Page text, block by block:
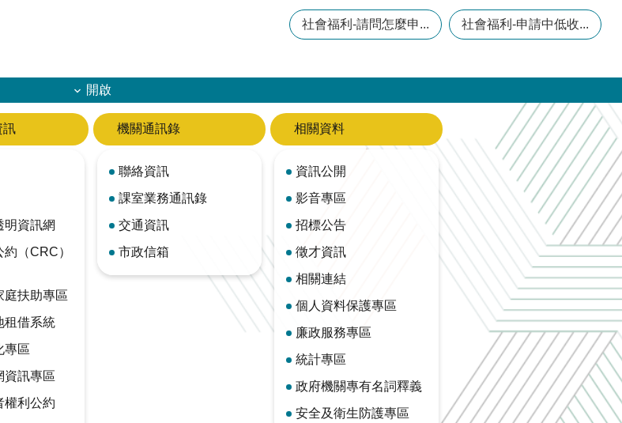
社會福利-請問怎麼申... 社會福利-申請中低收...
開啟
訊
明資訊網
（CRC）
庭扶助專區
租借系統
專區
資訊專區
權利公約
機關通訊錄
聯絡資訊
課室業務通訊錄
交通資訊
市政信箱
相關資料
資訊公開
影音專區
招標公告
徵才資訊
相關連結
個人資料保護專區
廉政服務專區
統計專區
政府機關專有名詞釋義
安全及衛生防護專區